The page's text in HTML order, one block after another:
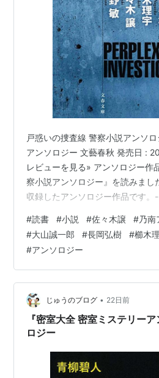
戸惑いの捜査線 警察小説アンソ
アンソロジー 文藝春秋 発売日 :
レビューを見る» アンソロジー作
察小説アンソロジー』を読みまし
収録したアンソロジー作品で
入れ墨の男とのトラブルが呼ぶ悲
続窃盗犯、動機のつかめない放火
たはずの事件に自首してきた男、
した警官の真意、若き警視が挑む
件、スパイ容疑のかかったロシ
#読書 #小説 #佐々木譲 #乃南
#大山誠一郎 #長岡弘樹 #櫛木
#アンソロジー
じゅうのブログ • 22日前
『密室大全 密室ミステリー
ロジー